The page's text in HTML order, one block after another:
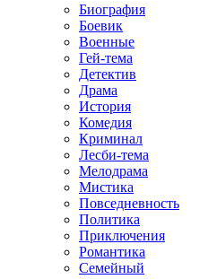
Биография
Боевик
Военные
Гей-тема
Детектив
Драма
История
Комедия
Криминал
Лесби-тема
Мелодрама
Мистика
Повседневность
Политика
Приключения
Романтика
Семейный